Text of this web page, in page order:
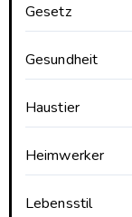
Gesetz
Gesundheit
Haustier
Heimwerker
Lebensstil